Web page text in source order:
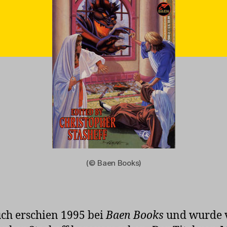
(© Baen Books)
erschien 1995 beiBaen Books und wurde